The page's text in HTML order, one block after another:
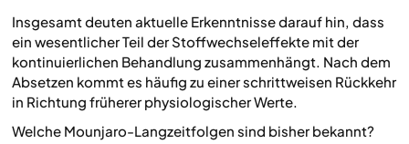
Insgesamt deuten aktuelle Erkenntnisse darauf hin, dass
ein wesentlicher Teil der Stoffwechseleffekte mit der
kontinuierlichen Behandlung zusammenhängt. Nach dem
Absetzen kommt es häufig zu einer schrittweisen Rückkehr
in Richtung früherer physiologischer Werte.
Welche Mounjaro-Langzeitfolgen sind bisher bekannt?